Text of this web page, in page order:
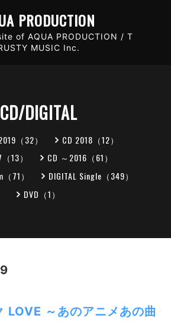
PRODUCTION
of AQUA PRODUCTION / T
MUSIC Inc.
CD/DIGITAL
（32）
CD 2018（12）
13）
CD ～2016（61）
71）
DIGITAL Single（349）
DVD（1）
LOVE ～あのアニメあの曲